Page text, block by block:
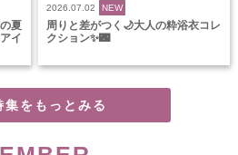
夏
イ
2026.07.02 NEW
周りと差がつく🌙大人の粋浴衣コレ
クション✨🌃
集をもっとみる